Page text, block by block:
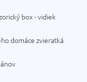
box - vidiek
domáce zvieratká